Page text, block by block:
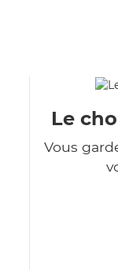
Le
Vous